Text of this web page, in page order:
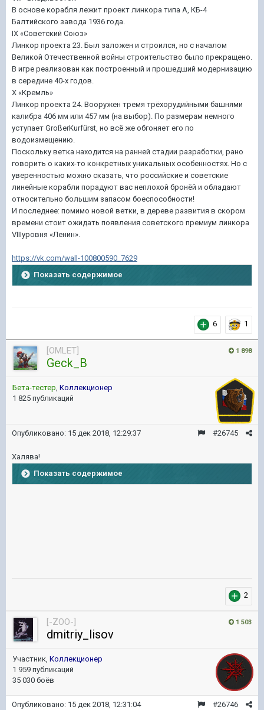
В основе корабля лежит проект линкора типа А, КБ-4
Балтийского завода 1936 года.
IX «Советский Союз»
Линкор проекта 23. Был заложен и строился, но с началом
Великой Отечественной войны строительство было прекращено.
В игре реализован как построенный и прошедший модернизацию
в середине 40-х годов.
X «Кремль»
Линкор проекта 24. Вооружен тремя трёхорудийными башнями
калибра 406 мм или 457 мм (на выбор). По размерам немного
уступает GroßerKurfürst, но всё же обгоняет его по
водоизмещению.
Поскольку ветка находится на ранней стадии разработки, рано
говорить о каких-то конкретных уникальных особенностях. Но с
уверенностью можно сказать, что российские и советские
линейные корабли порадуют вас неплохой бронёй и обладают
относительно большим запасом боеспособности!
И последнее: помимо новой ветки, в дереве развития в скором
времени стоит ожидать появления советского премиум линкора
VIIIуровня «Ленин».
https://vk.com/wall-100800590_7629
Показать содержимое
6 1
1 898
[OMLET]
Geck_B
Бета-тестер Коллекционер
1 825 публикаций
#26745
Опубликовано: 15 дек 2018, 12:29:37
Халява!
Показать содержимое
2
1 503
[-ZOO-]
dmitriy_lisov
Участник, Коллекционер
1 959 публикаций
35 030 боёв
#26746
Опубликовано: 15 дек 2018, 12:31:04